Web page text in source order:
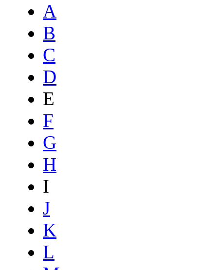
A
B
C
D
E
F
G
H
I
J
K
L